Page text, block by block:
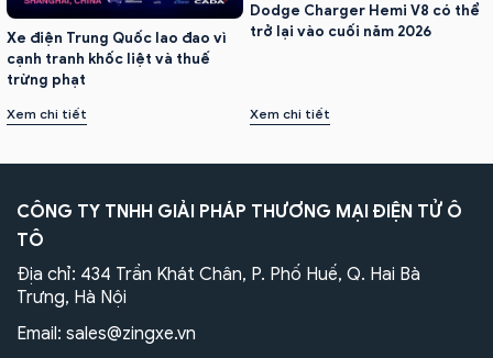
Xe điện Trung Quốc lao đao vì
cạnh tranh khốc liệt và thuế
trừng phạt
Xem chi tiết
Dodge Charger Hemi V8 có thể
trở lại vào cuối năm 2026
Xem chi tiết
CÔNG TY TNHH GIẢI PHÁP THƯƠNG MẠI ĐIỆN TỬ Ô
TÔ
Địa chỉ: 434 Trần Khát Chân, P. Phố Huế, Q. Hai Bà
Trưng, Hà Nội
Email: sales@zingxe.vn